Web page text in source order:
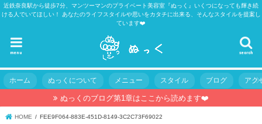
近鉄奈良駅から徒歩7分、マンツーマンのプライベート美容室『ぬっく』いくつになっても輝き続
ける人でいてほしい！ あなたのライフスタイルや思いをカタチに出来る、そんなスタイルを提案し
ています❤️
search
menu
ホーム ぬっくについて メニュー スタイル ブログ アク
ぬっくのブログ第1章はここから読めます❤️
HOME FEE9F064-883E-451D-8149-3C2C73F69022